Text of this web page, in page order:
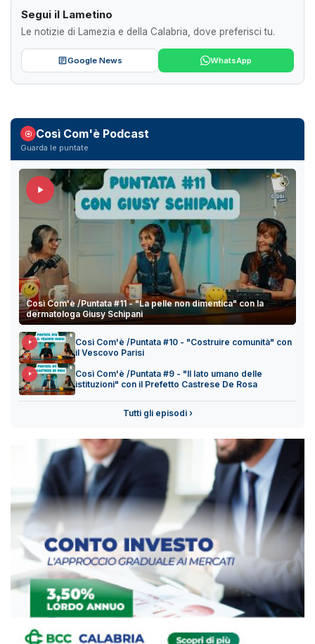
Segui il Lametino
Le notizie di Lamezia e della Calabria, dove preferisci tu.
Google News WhatsApp
Così Com'è Podcast
Guarda le puntate
Così Com'è /Puntata #11 - "La pelle non dimentica" con la
dermatologa Giusy Schipani
Così Com'è /Puntata #10 - "Costruire comunità" con
il Vescovo Parisi
Così Com'è /Puntata #9 - "Il lato umano delle
istituzioni" con il Prefetto Castrese De Rosa
Tutti gli episodi ›